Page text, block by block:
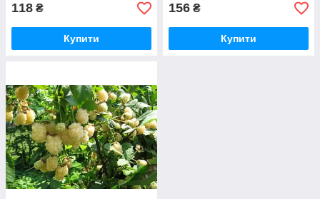
118 ₴
Купити
156 ₴
Купити